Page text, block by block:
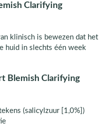
Clarifying
klinisch is bewezen dat het
huid in slechts één week
Blemish Clarifying
(salicylzuur [1,0%])